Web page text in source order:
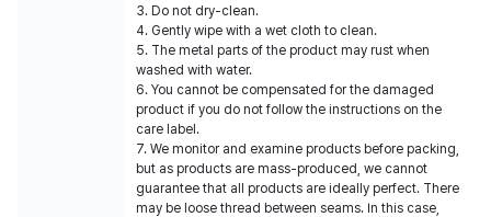
3. Do not dry-clean.
4. Gently wipe with a wet cloth to clean.
5. The metal parts of the product may rust when
washed with water.
6. You cannot be compensated for the damaged
product if you do not follow the instructions on the
care label.
7. We monitor and examine products before packing,
but as products are mass-produced, we cannot
guarantee that all products are ideally perfect. There
may be loose thread between seams. In this case,